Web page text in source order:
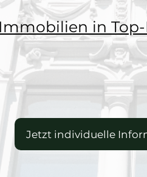
in
Jetzt individuelle